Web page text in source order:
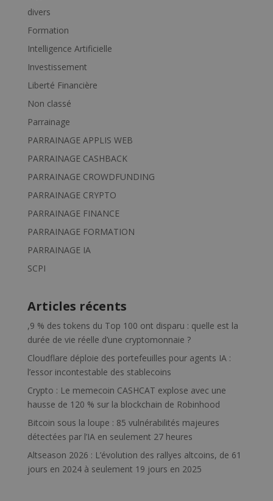
divers
Formation
Intelligence Artificielle
Investissement
Liberté Financière
Non classé
Parrainage
PARRAINAGE APPLIS WEB
PARRAINAGE CASHBACK
PARRAINAGE CROWDFUNDING
PARRAINAGE CRYPTO
PARRAINAGE FINANCE
PARRAINAGE FORMATION
PARRAINAGE IA
SCPI
Articles récents
,9 % des tokens du Top 100 ont disparu : quelle est la
durée de vie réelle d’une cryptomonnaie ?
Cloudflare déploie des portefeuilles pour agents IA :
l’essor incontestable des stablecoins
Crypto : Le memecoin CASHCAT explose avec une
hausse de 120 % sur la blockchain de Robinhood
Bitcoin sous la loupe : 85 vulnérabilités majeures
détectées par l’IA en seulement 27 heures
Altseason 2026 : L’évolution des rallyes altcoins, de 61
jours en 2024 à seulement 19 jours en 2025